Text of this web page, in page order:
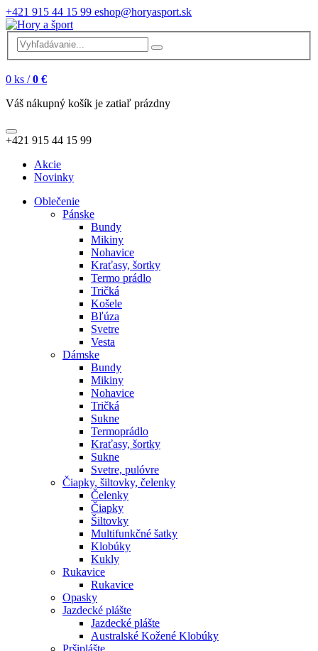
+421 915 44 15 99 eshop@horyasport.sk
0 ks / 0 €
Váš nákupný košík je zatiaľ prázdny
+421 915 44 15 99
Akcie
Novinky
Oblečenie
Pánske
Bundy
Mikiny
Nohavice
Kraťasy, šortky
Termo prádlo
Tričká
Košele
Bľúza
Svetre
Vesta
Dámske
Bundy
Mikiny
Nohavice
Tričká
Sukne
Termoprádlo
Kraťasy, šortky
Sukne
Svetre, pulóvre
Čiapky, šiltovky, čelenky
Čelenky
Čiapky
Šiltovky
Multifunkčné šatky
Klobúky
Kukly
Rukavice
Rukavice
Opasky
Jazdecké plášte
Jazdecké plášte
Australské Kožené Klobúky
Pršiplášte